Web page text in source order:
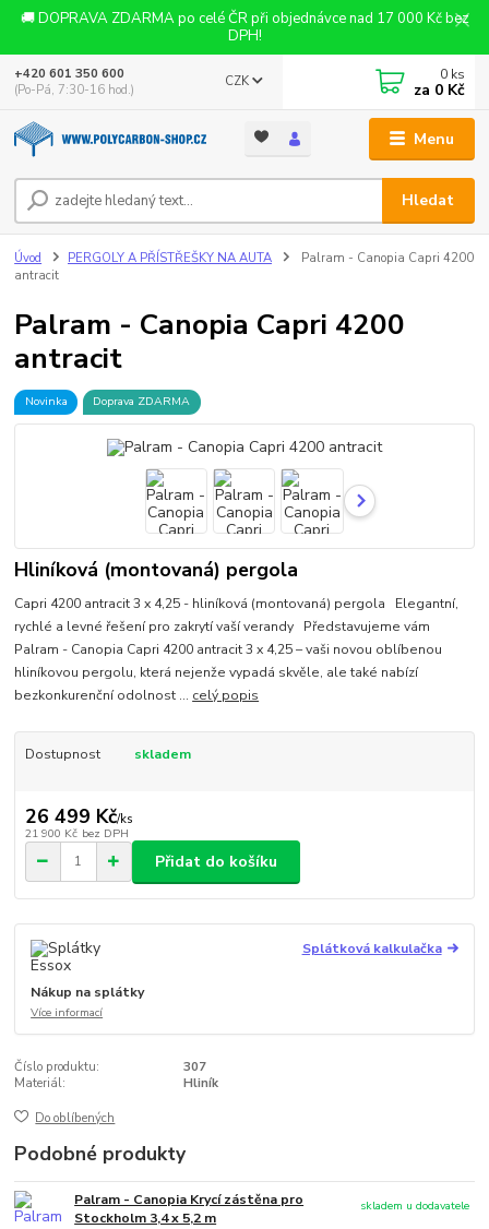
🚚 DOPRAVA ZDARMA po celé ČR při objednávce nad 17 000 Kč bez
DPH!
Menu
CZK
Hledat
+420 601 350 600
(Po-Pá, 7:30-16 hod.)
0 ks
za 0 Kč
Úvod PERGOLY A PŘÍSTŘEŠKY NA AUTA
Palram - Canopia Capri 4200
antracit
Palram - Canopia Capri 4200
antracit
Novinka Doprava ZDARMA
Hliníková (montovaná) pergola
Capri 4200 antracit 3 x 4,25 - hliníková (montovaná) pergola Elegantní,
rychlé a levné řešení pro zakrytí vaší verandy Představujeme vám
Palram - Canopia Capri 4200 antracit 3 x 4,25 – vaši novou oblíbenou
hliníkovou pergolu, která nejenže vypadá skvěle, ale také nabízí
bezkonkurenční odolnost ... celý popis
Dostupnost skladem
26 499 Kč/ks
21 900 Kč bez DPH
Přidat do košíku
Splátková kalkulačka
Nákup na splátky
Více informací
Číslo produktu:
307
Materiál:
Hliník
Do oblíbených
Podobné produkty
Palram - Canopia Krycí zástěna pro
Stockholm 3,4 x 5,2 m
skladem u dodavatele